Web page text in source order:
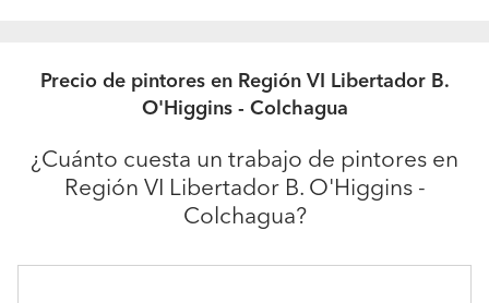
Precio de pintores en Región VI Libertador B.
O'Higgins - Colchagua
¿Cuánto cuesta un trabajo de pintores en
Región VI Libertador B. O'Higgins -
Colchagua?